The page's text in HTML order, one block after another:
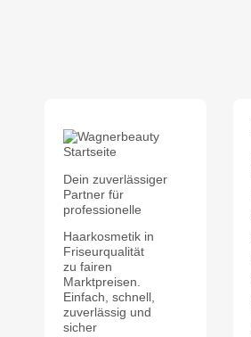
Dein zuverlässiger
Partner für
professionelle
Haarkosmetik in
Friseurqualität
zu fairen
Marktpreisen.
Einfach, schnell,
zuverlässig und
sicher